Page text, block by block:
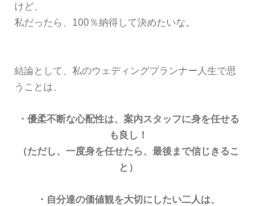
けど、
私だったら、100％納得して決めたいな。
結論として、私のウェディングプランナー人生で思
うことは、
・優柔不断な心配性は、案内スタッフに身を任せる
も良し！
（ただし、一度身を任せたら、最後まで信じきるこ
と）
・自分達の価値観を大切にしたい二人は、